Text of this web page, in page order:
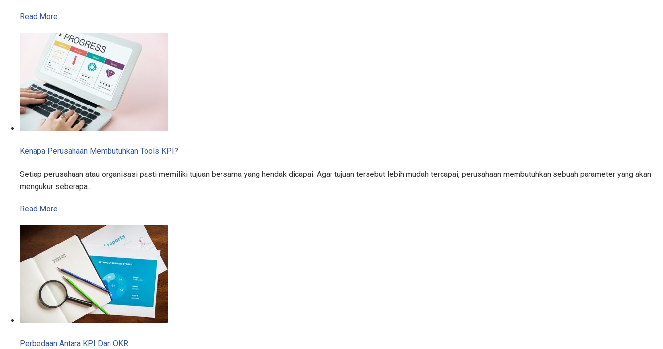
Read More
Kenapa Perusahaan Membutuhkan Tools KPI?
Setiap perusahaan atau organisasi pasti memiliki tujuan bersama yang hendak dicapai. Agar tujuan tersebut lebih mudah tercapai, perusahaan membutuhkan sebuah parameter yang akan
mengukur seberapa…
Read More
Perbedaan Antara KPI Dan OKR